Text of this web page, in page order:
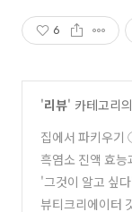
6
'리뷰' 카테고리
집에서 파키우
흑염소 진액 효
'그것이 알고 싶
뷰티크리에이터